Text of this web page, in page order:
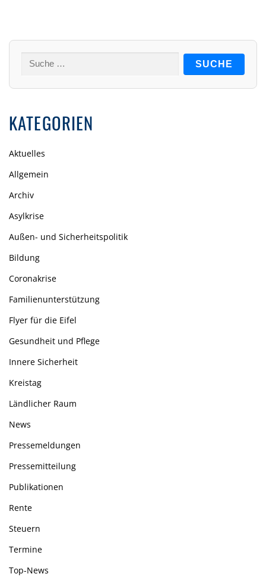
Suche
KATEGORIEN
Aktuelles
Allgemein
Archiv
Asylkrise
Außen- und Sicherheitspolitik
Bildung
Coronakrise
Familienunterstützung
Flyer für die Eifel
Gesundheit und Pflege
Innere Sicherheit
Kreistag
Ländlicher Raum
News
Pressemeldungen
Pressemitteilung
Publikationen
Rente
Steuern
Termine
Top-News